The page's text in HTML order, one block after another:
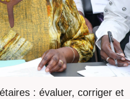
: évaluer, corriger et